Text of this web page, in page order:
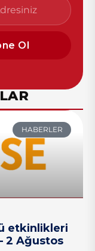
Ol
HABERLER
etkinlikleri
2 Ağustos